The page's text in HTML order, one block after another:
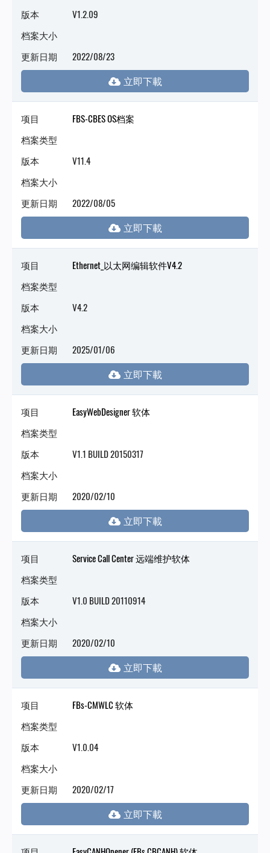
版本
V1.2.09
档案大小
更新日期
2022/08/23
项目
FBS-CBES OS档案
档案类型
版本
V11.4
档案大小
更新日期
2022/08/05
项目
Ethernet_以太网编辑软件V4.2
档案类型
版本
V4.2
档案大小
更新日期
2025/01/06
项目
EasyWebDesigner 软体
档案类型
版本
V1.1 BUILD 20150317
档案大小
更新日期
2020/02/10
项目
Service Call Center 远端维护软体
档案类型
版本
V1.0 BUILD 20110914
档案大小
更新日期
2020/02/10
项目
FBs-CMWLC 软体
档案类型
版本
V1.0.04
档案大小
更新日期
2020/02/17